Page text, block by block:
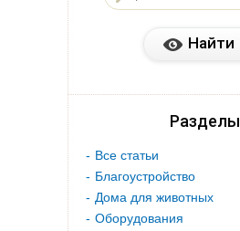
Разделы
Все статьи
Благоустройство
Дома для животных
Оборудования